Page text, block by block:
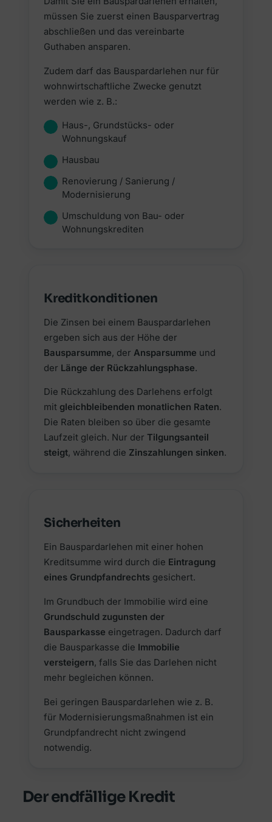
müssen Sie zuerst einen Bausparvertrag
abschließen und das vereinbarte
Guthaben ansparen.
Zudem darf das Bauspardarlehen nur für
wohnwirtschaftliche Zwecke genutzt
werden wie z. B.:
Haus-, Grundstücks- oder
Wohnungskauf
Hausbau
Renovierung / Sanierung /
Modernisierung
Umschuldung von Bau- oder
Wohnungskrediten
Kreditkonditionen
Die Zinsen bei einem Bauspardarlehen
ergeben sich aus der Höhe der
Bausparsumme, der Ansparsumme und
der Länge der Rückzahlungsphase.
Die Rückzahlung des Darlehens erfolgt
mit gleichbleibenden monatlichen Raten.
Die Raten bleiben so über die gesamte
Laufzeit gleich. Nur der Tilgungsanteil
steigt, während die Zinszahlungen sinken.
Sicherheiten
Ein Bauspardarlehen mit einer hohen
Kreditsumme wird durch die Eintragung
eines Grundpfandrechts gesichert.
Im Grundbuch der Immobilie wird eine
Grundschuld zugunsten der
Bausparkasse eingetragen. Dadurch darf
die Bausparkasse die Immobilie
versteigern, falls Sie das Darlehen nicht
mehr begleichen können.
Bei geringen Bauspardarlehen wie z. B.
für Modernisierungsmaßnahmen ist ein
Grundpfandrecht nicht zwingend
notwendig.
Der endfällige Kredit